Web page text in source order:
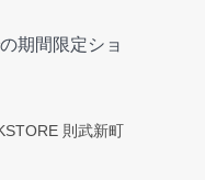
期間限定ショ
則武新町